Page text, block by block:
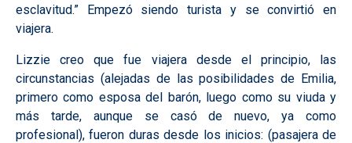
esclavitud.” Empezó siendo turista y se convirtió en
viajera.
Lizzie creo que fue viajera desde el principio, las
circunstancias (alejadas de las posibilidades de Emilia,
primero como esposa del barón, luego como su viuda y
más tarde, aunque se casó de nuevo, ya como
profesional), fueron duras desde los inicios: (pasajera de